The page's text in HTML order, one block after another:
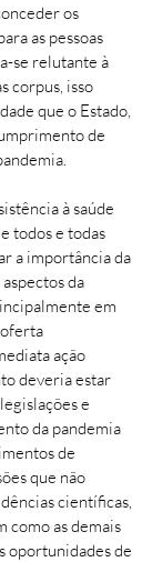
os
as pessoas
se relutante à
corpus, isso
que o Estado,
de
à saúde
todos e todas
a importância da
da
em
ação
deveria estar
e
da pandemia
de
que não
científicas,
como as demais
oportunidades de